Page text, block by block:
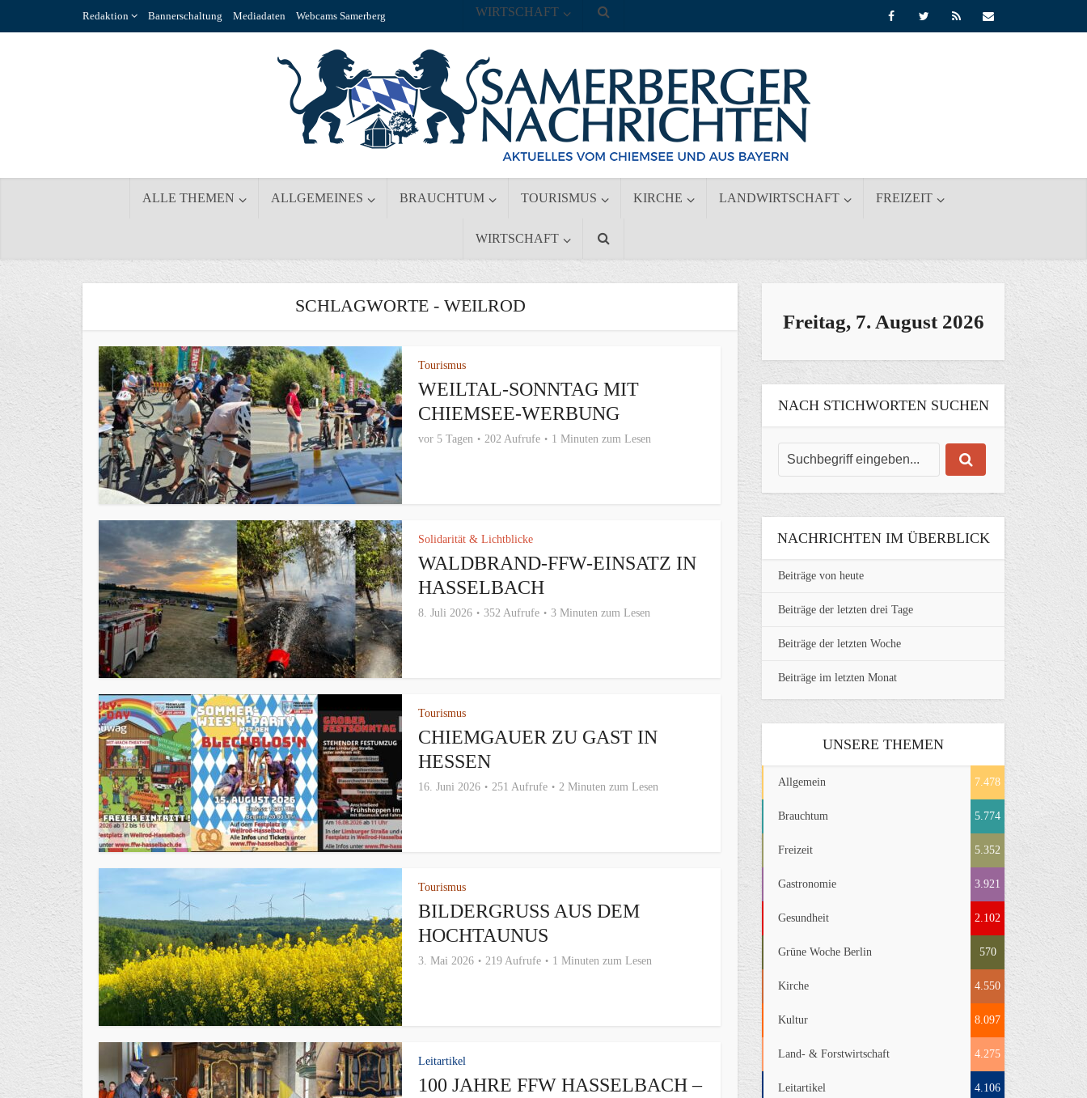
Redaktion Bannerschaltung Mediadaten Webcams Samerberg
ALLE THEMEN ALLGEMEINES BRAUCHTUM TOURISMUS KIRCHE LANDWIRTSCHAFT FREIZEIT
WIRTSCHAFT
WIRTSCHAFT
SCHLAGWORTE - WEILROD
Tourismus
WEILTAL-SONNTAG MIT
CHIEMSEE-WERBUNG
vor 5 Tagen 202 Aufrufe 1 Minuten zum Lesen
Solidarität & Lichtblicke
WALDBRAND-FFW-EINSATZ IN
HASSELBACH
8. Juli 2026 352 Aufrufe 3 Minuten zum Lesen
Tourismus
CHIEMGAUER ZU GAST IN
HESSEN
16. Juni 2026 251 Aufrufe 2 Minuten zum Lesen
Tourismus
BILDERGRUSS AUS DEM H
OCHTAUNUS
3. Mai 2026 219 Aufrufe 1 Minuten zum Lesen
Leitartikel
100 JAHRE FFW HASSELBACH –
Freitag, 7. August 2026
NACH STICHWORTEN SUCHEN
NACHRICHTEN IM ÜBERBLICK
Beiträge von heute
Beiträge der letzten drei Tage
Beiträge der letzten Woche
Beiträge im letzten Monat
UNSERE THEMEN
Allgemein 7.478
Brauchtum 5.774
Freizeit 5.352
Gastronomie 3.921
Gesundheit 2.102
Grüne Woche Berlin 570
Kirche 4.550
Kultur 8.097
Land- & Forstwirtschaft 4.275
Leitartikel 4.106